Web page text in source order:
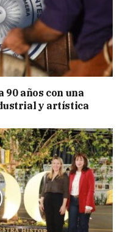
años con una
y artística